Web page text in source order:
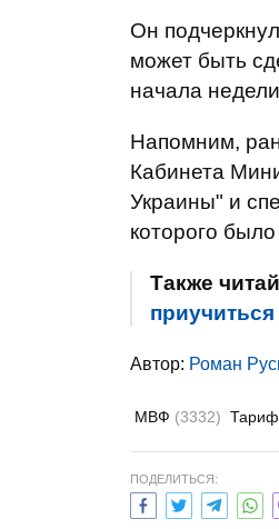
Он
может быть
начала
Напомним,
Кабинета
Украины" и
которого
Также
Автор: Роман
МВФ (3332)
ПОДЕЛИТЬСЯ: